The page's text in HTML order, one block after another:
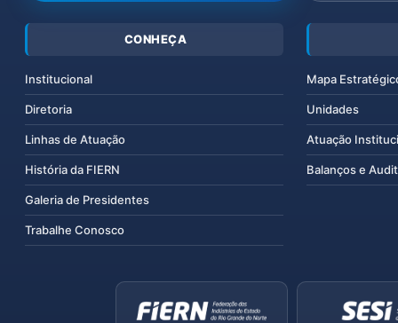
CONHEÇA
Institucional
Diretoria
Linhas de Atuação
História da FIERN
Galeria de Presidentes
Trabalhe Conosco
Mapa
Unidades
Atuação
Balanços e